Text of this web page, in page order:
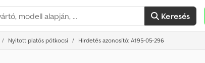
Keresés
Nyitott platós pótkocsi Hirdetés azonosító: A195-05-296